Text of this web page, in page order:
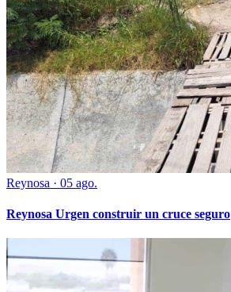
Reynosa · 05 ago.
Reynosa Urgen construir un cruce seguro